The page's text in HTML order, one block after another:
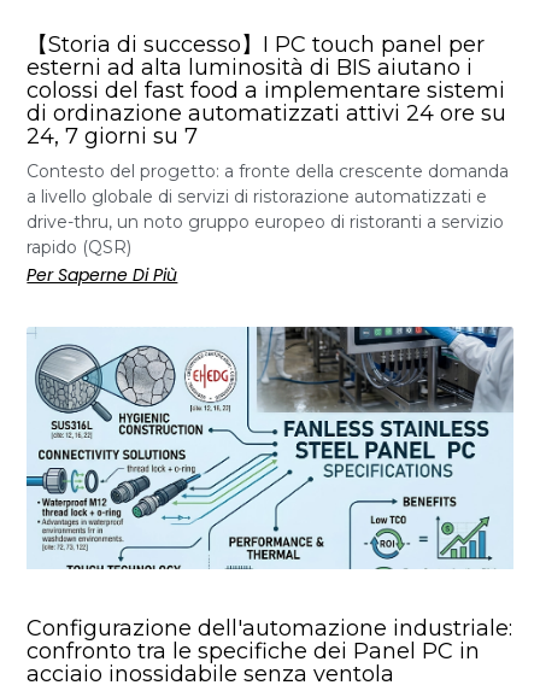
【Storia di successo】I PC touch panel per
esterni ad alta luminosità di BIS aiutano i
colossi del fast food a implementare sistemi
di ordinazione automatizzati attivi 24 ore su
24, 7 giorni su 7
Contesto del progetto: a fronte della crescente domanda
a livello globale di servizi di ristorazione automatizzati e
drive-thru, un noto gruppo europeo di ristoranti a servizio
rapido (QSR)
Per Saperne Di Più
Configurazione dell'automazione industriale:
confronto tra le specifiche dei Panel PC in
acciaio inossidabile senza ventola